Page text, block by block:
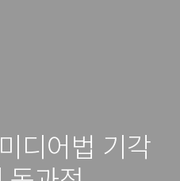
디어법 기각